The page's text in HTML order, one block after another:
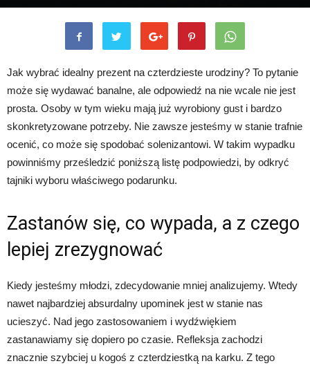
Jak wybrać idealny prezent na czterdzieste urodziny? To pytanie
może się wydawać banalne, ale odpowiedź na nie wcale nie jest
prosta. Osoby w tym wieku mają już wyrobiony gust i bardzo
skonkretyzowane potrzeby. Nie zawsze jesteśmy w stanie trafnie
ocenić, co może się spodobać solenizantowi. W takim wypadku
powinniśmy prześledzić poniższą listę podpowiedzi, by odkryć
tajniki wyboru właściwego podarunku.
Zastanów się, co wypada, a z czego
lepiej zrezygnować
Kiedy jesteśmy młodzi, zdecydowanie mniej analizujemy. Wtedy
nawet najbardziej absurdalny upominek jest w stanie nas
ucieszyć. Nad jego zastosowaniem i wydźwiękiem
zastanawiamy się dopiero po czasie. Refleksja zachodzi
znacznie szybciej u kogoś z czterdziestką na karku. Z tego